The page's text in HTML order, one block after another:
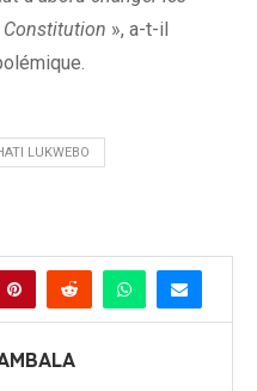
Constitution », a-t-il
LUKWEBO